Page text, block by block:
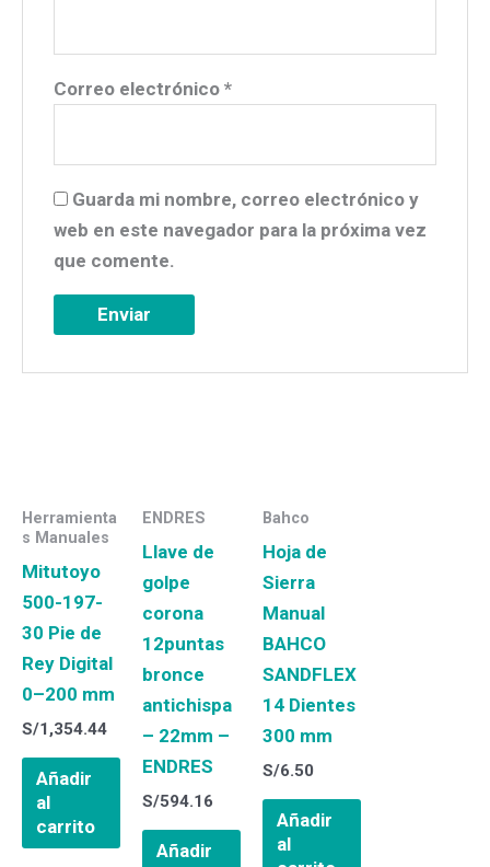
Correo electrónico*
Guarda mi nombre, correo electrónico y
web en este navegador para la próxima vez
que comente.
Herramienta
s Manuales
Mitutoyo
500-197-
30 Pie de
Rey Digital
0–200 mm
S/1,354.44
Añadir
al
carrito
ENDRES
Llave de
golpe
corona
12puntas
bronce
antichispa
– 22mm –
ENDRES
S/594.16
Añadir
Bahco
Hoja de
Sierra
Manual
BAHCO
SANDFLEX
14 Dientes
300 mm
S/6.50
Añadir
al